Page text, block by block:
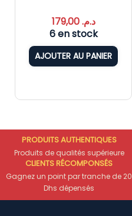
د.م.179,00
6 en stock
AJOUTER AU PANIER
PRODUITS AUTHENTIQUES
Produits de qualités supérieure
CLIENTS RÉCOMPONSÉS
Gagnez un point par tranche de 20
Dhs dépensés